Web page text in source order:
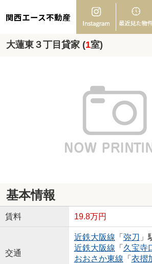
関西エース不動産
大蓮東３丁目貸家 (1室)
基本情報
賃料 19.8万円
交通
近鉄大阪線 「 弥刀 」
近鉄大阪線 「 久宝寺
おおさか東線 「 衣摺